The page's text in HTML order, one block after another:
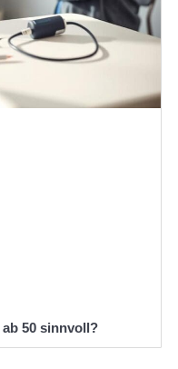
50 sinnvoll?